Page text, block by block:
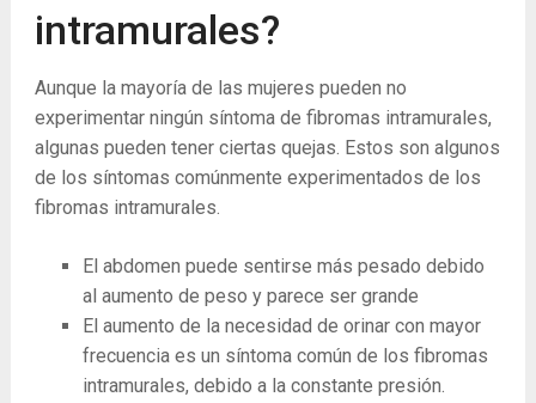
intramurales?
Aunque la mayoría de las mujeres pueden no
experimentar ningún síntoma de fibromas intramurales,
algunas pueden tener ciertas quejas. Estos son algunos
de los síntomas comúnmente experimentados de los
fibromas intramurales.
El abdomen puede sentirse más pesado debido
al aumento de peso y parece ser grande
El aumento de la necesidad de orinar con mayor
frecuencia es un síntoma común de los fibromas
intramurales, debido a la constante presión.